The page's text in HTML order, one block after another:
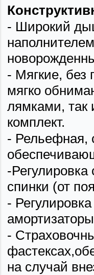
- Широкий
- Мягкие, без
мягко
лямками, так
комплект.
- Рельефная,
-
спинки (от
-
-
на случай